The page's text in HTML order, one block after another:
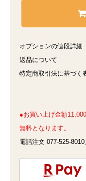
オプションの値段詳細
返品について
特定商取引法に基づく
●お買い上げ金額
無料となります。
電話注文 077-525-8010